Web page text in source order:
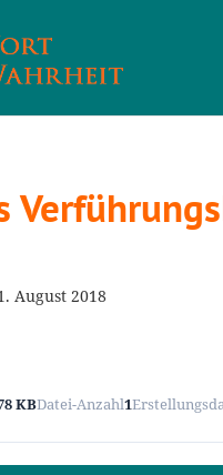
August 2018
KBDatei-Anzahl1